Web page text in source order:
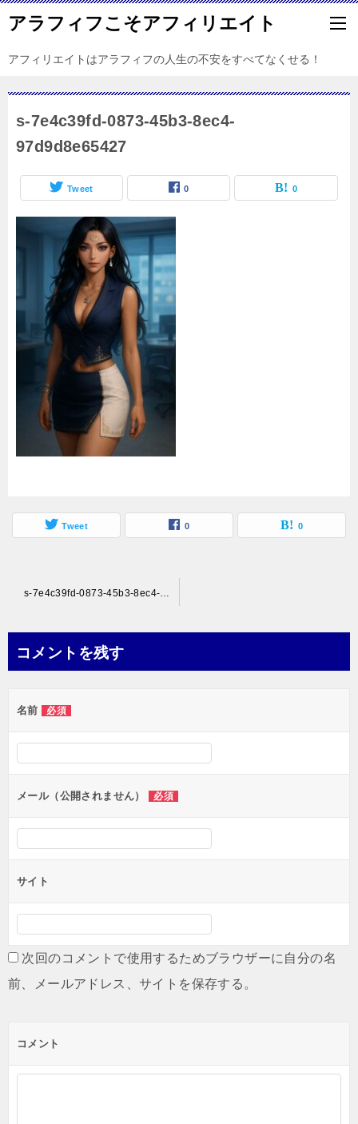
アラフィフこそアフィリエイト
アフィリエイトはアラフィフの人生の不安をすべてなくせる！
s-7e4c39fd-0873-45b3-8ec4-
97d9d8e65427
Tweet 0 0
Tweet 0 0
ビ
ー
シ
ン
s-7e4c39fd-0873-45b3-8ec4-97d9d8e65427
コメントを残す
名前 必須
メール（公開されません） 必須
サイト
次回のコメントで使用するためブラウザーに自分の名
前、メールアドレス、サイトを保存する。
コメント